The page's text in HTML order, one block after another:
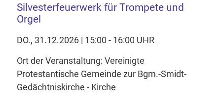
Silvesterfeuerwerk für Trompete und
Orgel
DO., 31.12.2026 | 15:00 - 16:00 UHR
Ort der Veranstaltung: Vereinigte
Protestantische Gemeinde zur Bgm.-Smidt-
Gedächtniskirche - Kirche